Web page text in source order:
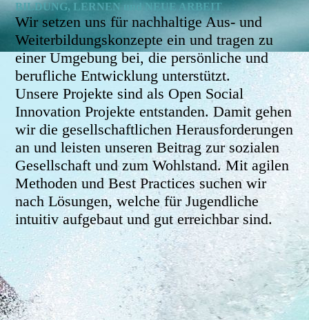
BILDUNG, LERNEN und NEUE ARBEIT
Wir setzen uns für nachhaltige Aus- und
Weiterbildungskonzepte ein und tragen zu
einer Umgebung bei, die persönliche und
berufliche Entwicklung unterstützt.
Unsere Projekte sind als Open Social
Innovation Projekte entstanden. Damit gehen
wir die gesellschaftlichen Herausforderungen
an und leisten unseren Beitrag zur sozialen
Gesellschaft und zum Wohlstand. Mit agilen
Methoden und Best Practices suchen wir
nach Lösungen, welche für Jugendliche
intuitiv aufgebaut und gut erreichbar sind.